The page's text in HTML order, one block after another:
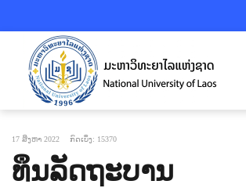
17 ສິງຫາ 2022 ກົດເບິ່ງ: 15370
ທຶນລັດຖະບານ